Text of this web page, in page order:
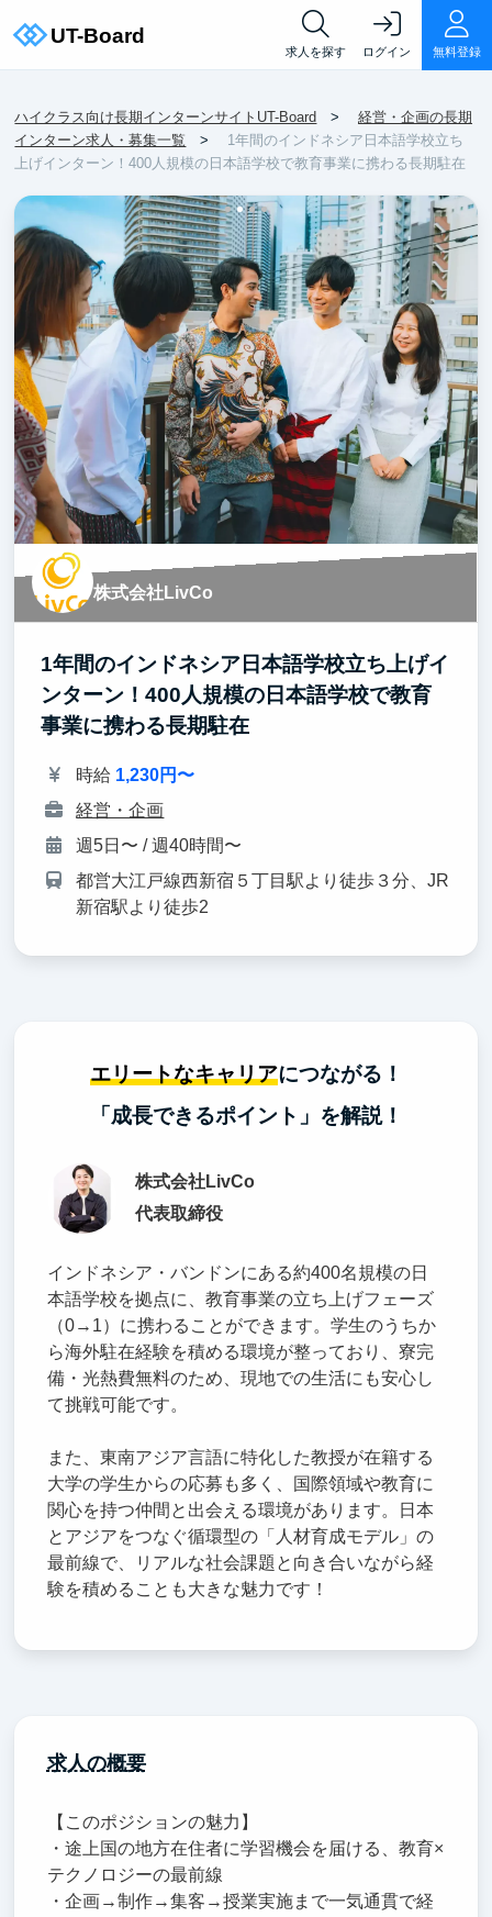
求人を探す ログイン 無料登録
ハイクラス向け長期インターンサイトUT-Board
経営・企画の長期
インターン求人・募集一覧
1年間のインドネシア日本語学校立ち
上げインターン！400人規模の日本語学校で教育事業に携わる長期駐在
株式会社LivCo
1年間のインドネシア日本語学校立ち上げイ
ンターン！400人規模の日本語学校で教育
事業に携わる長期駐在
時給 1,230円〜
経営・企画
週5日〜 / 週40時間〜
都営大江戸線西新宿５丁目駅より徒歩３分、JR
新宿駅より徒歩2
エリートなキャリアにつながる！
「成長できるポイント」を解説！
株式会社LivCo
代表取締役
インドネシア・バンドンにある約400名規模の日
本語学校を拠点に、教育事業の立ち上げフェーズ
（0→1）に携わることができます。学生のうちか
ら海外駐在経験を積める環境が整っており、寮完
備・光熱費無料のため、現地での生活にも安心し
て挑戦可能です。
また、東南アジア言語に特化した教授が在籍する
大学の学生からの応募も多く、国際領域や教育に
関心を持つ仲間と出会える環境があります。日本
とアジアをつなぐ循環型の「人材育成モデル」の
最前線で、リアルな社会課題と向き合いながら経
験を積めることも大きな魅力です！
求人の概要
【このポジションの魅力】
・途上国の地方在住者に学習機会を届ける、教育×
テクノロジーの最前線
・企画→制作→集客→授業実施まで一気通貫で経